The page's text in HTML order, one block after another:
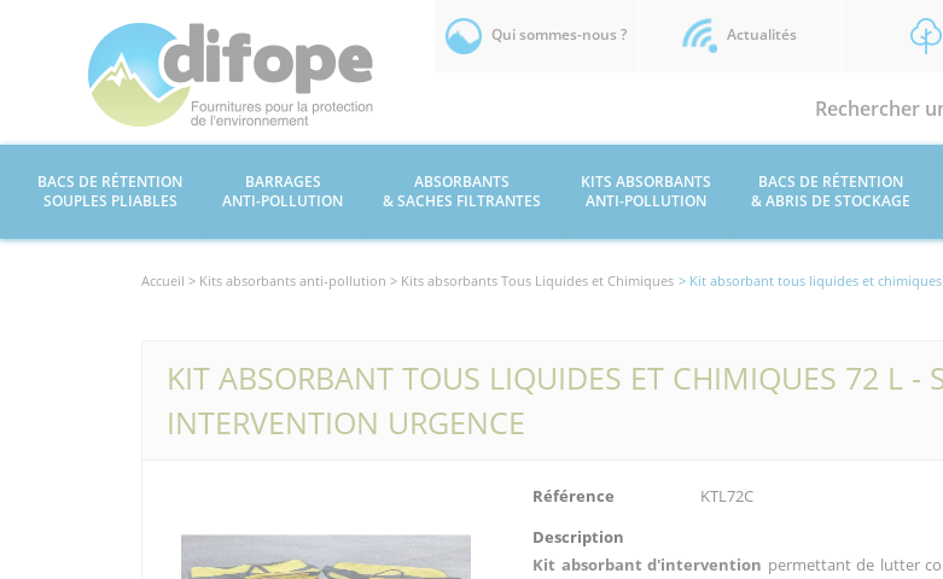
Qui sommes-nous ? Actualités
Rechercher
BACS DE RÉTENTION
SOUPLES PLIABLES
BARRAGES
ANTI-POLLUTION
ABSORBANTS
& SACHES FILTRANTES
KITS ABSORBANTS
ANTI-POLLUTION
BACS DE RÉTENTION
& ABRIS DE STOCKAGE
Accueil > Kits absorbants anti-pollution > Kits absorbants Tous Liquides et Chimiques > Kit absorbant tous liquides et
KIT ABSORBANT TOUS LIQUIDES ET CHIMIQUES 72 L -
INTERVENTION URGENCE
Référence
KTL72C
Description
Kit absorbant d'intervention permettant de lutter